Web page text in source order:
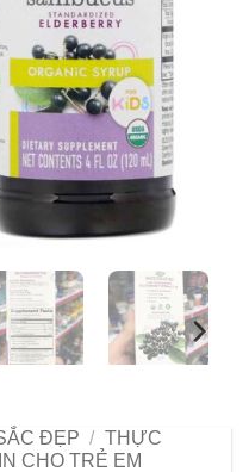
ĐẸP / THỰC
CHO TRẺ EM